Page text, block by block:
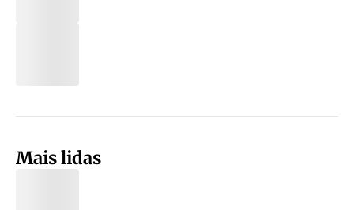
Mais lidas